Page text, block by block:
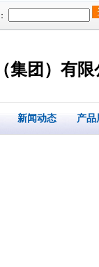
集团）有限
新闻动态 产品